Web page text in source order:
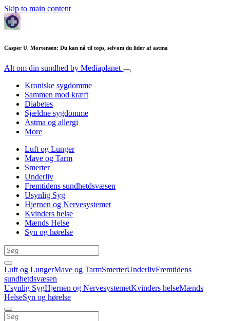
Skip to main content
Casper U. Mortensen: Du kan nå til tops, selvom du lider af astma
Alt om din sundhed by Mediaplanet
Kroniske sygdomme
Sammen mod kræft
Diabetes
Sjældne sygdomme
Astma og allergi
More
Luft og Lunger
Mave og Tarm
Smerter
Underliv
Fremtidens sundhetdsvæsen
Usynlig Syg
Hjernen og Nervesystemet
Kvinders helse
Mænds Helse
Syn og hørelse
Luft og LungerMave og TarmSmerterUnderlivFremtidens
sundhetdsvæsen
Usynlig SygHjernen og NervesystemetKvinders helseMænds
HelseSyn og hørelse